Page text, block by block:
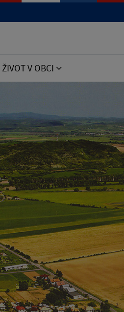
ŽIVOT V OBCI